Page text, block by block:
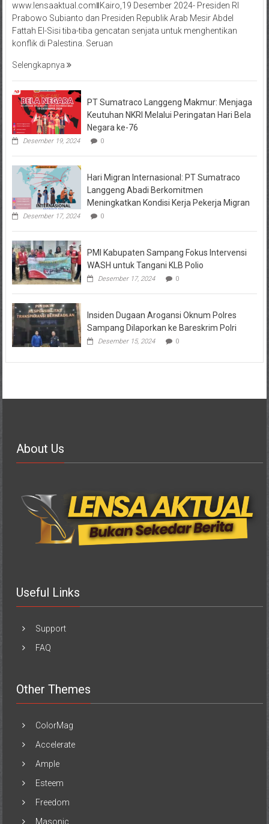
www.lensaaktual.comǁKairo,19 Desember 2024- Presiden RI
Prabowo Subianto dan Presiden Republik Arab Mesir Abdel
Fattah El-Sisi tiba-tiba gencatan senjata untuk menghentikan
konflik di Palestina. Seruan
Selengkapnya
PT Sumatraco Langgeng Makmur: Menjaga
Keutuhan NKRI Melalui Peringatan Hari Bela
Negara ke-76
Desember 19, 2024 0
Hari Migran Internasional: PT Sumatraco
Langgeng Abadi Berkomitmen
Meningkatkan Kondisi Kerja Pekerja Migran
Desember 17, 2024 0
PMI Kabupaten Sampang Fokus Intervensi
WASH untuk Tangani KLB Polio
Desember 17, 2024 0
Insiden Dugaan Arogansi Oknum Polres
Sampang Dilaporkan ke Bareskrim Polri
Desember 15, 2024 0
About Us
Useful Links
Support
FAQ
Other Themes
ColorMag
Accelerate
Ample
Esteem
Freedom
Masonic